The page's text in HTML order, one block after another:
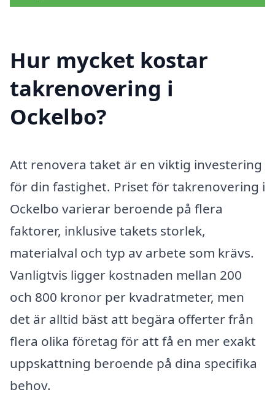
Hur mycket kostar
takrenovering i
Ockelbo?
Att renovera taket är en viktig investering
för din fastighet. Priset för takrenovering i
Ockelbo varierar beroende på flera
faktorer, inklusive takets storlek,
materialval och typ av arbete som krävs.
Vanligtvis ligger kostnaden mellan 200
och 800 kronor per kvadratmeter, men
det är alltid bäst att begära offerter från
flera olika företag för att få en mer exakt
uppskattning beroende på dina specifika
behov.